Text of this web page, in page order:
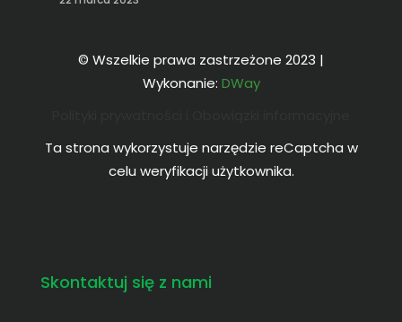
© Wszelkie prawa zastrzeżone 2023 |
Wykonanie: DWay
Ta strona wykorzystuje narzędzie reCaptcha w
celu weryfikacji użytkownika.
Skontaktuj się z nami